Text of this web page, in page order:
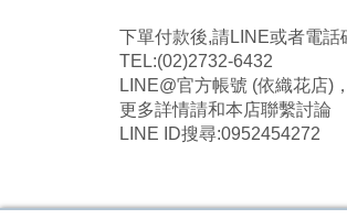
下單付款後,請LINE或者電話
TEL:(02)2732-6432
LINE@官方帳號 (依織花店)
更多詳情請和本店聯繫討論
LINE ID搜尋:0952454272